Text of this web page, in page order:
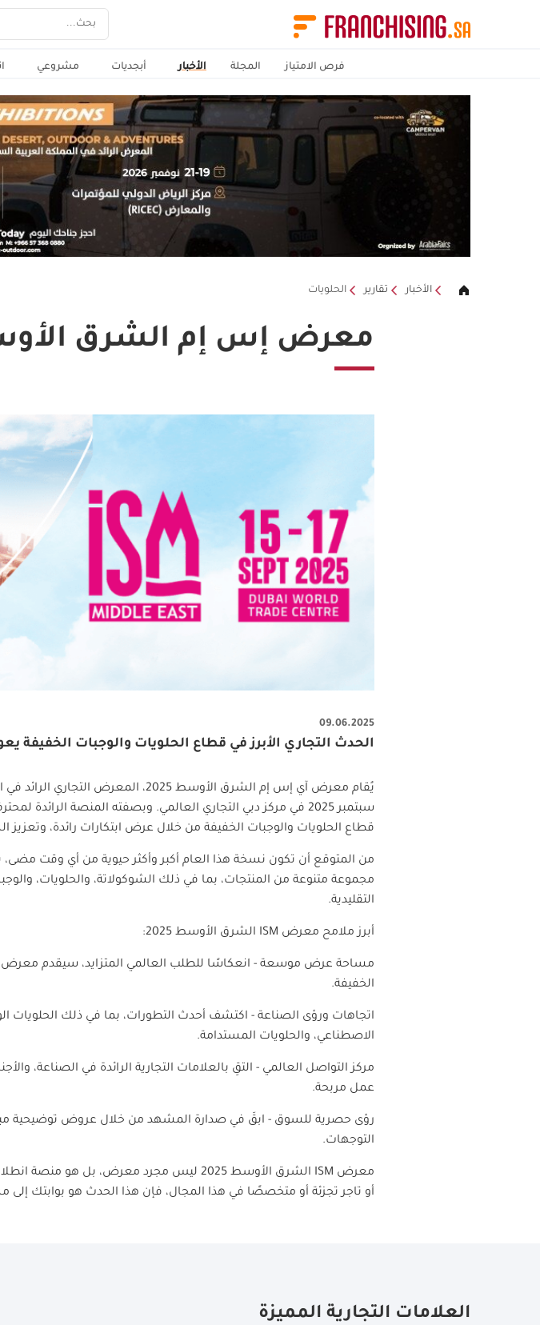
فرص الامتياز المجلة الأخبار أبجديات مشروعي
الأخبار تقارير الحلويات
معرض إس إم الشرق الأوسط
09.06.2025
الحدث التجاري الأبرز في قطاع الحلويات والوجبات الخفيفة
سبتمبر 2025 في مركز دبي التجاري العالمي. وبصفته المنصة
قطاع الحلويات والوجبات الخفيفة من خلال عرض ابتكارات رائدة، وتعزيز
مجموعة متنوعة من المنتجات، بما في ذلك الشوكولاتة، والحلويات،
التقليدية.
أبرز ملامح معرض ISM الشرق الأوسط 2025:
مساحة عرض موسعة - انعكاسًا للطلب العالمي المتزايد، سيقدم معرض
الخفيفة.
اتجاهات ورؤى الصناعة - اكتشف أحدث التطورات، بما في ذلك الحلويات
الاصطناعي، والحلويات المستدامة.
مركز التواصل العالمي - التقِ بالعلامات التجارية الرائدة في الصناعة،
عمل مربحة.
رؤى حصرية للسوق - ابقَ في صدارة المشهد من خلال عروض توضيحية
التوجهات.
معرض ISM
الشرق الأوسط 2025 ليس مجرد معرض، بل هو
أو تاجر تجزئة أو متخصصًا في هذا المجال، فإن هذا الحدث هو بوابتك إلى
العلامات التجارية المميزة